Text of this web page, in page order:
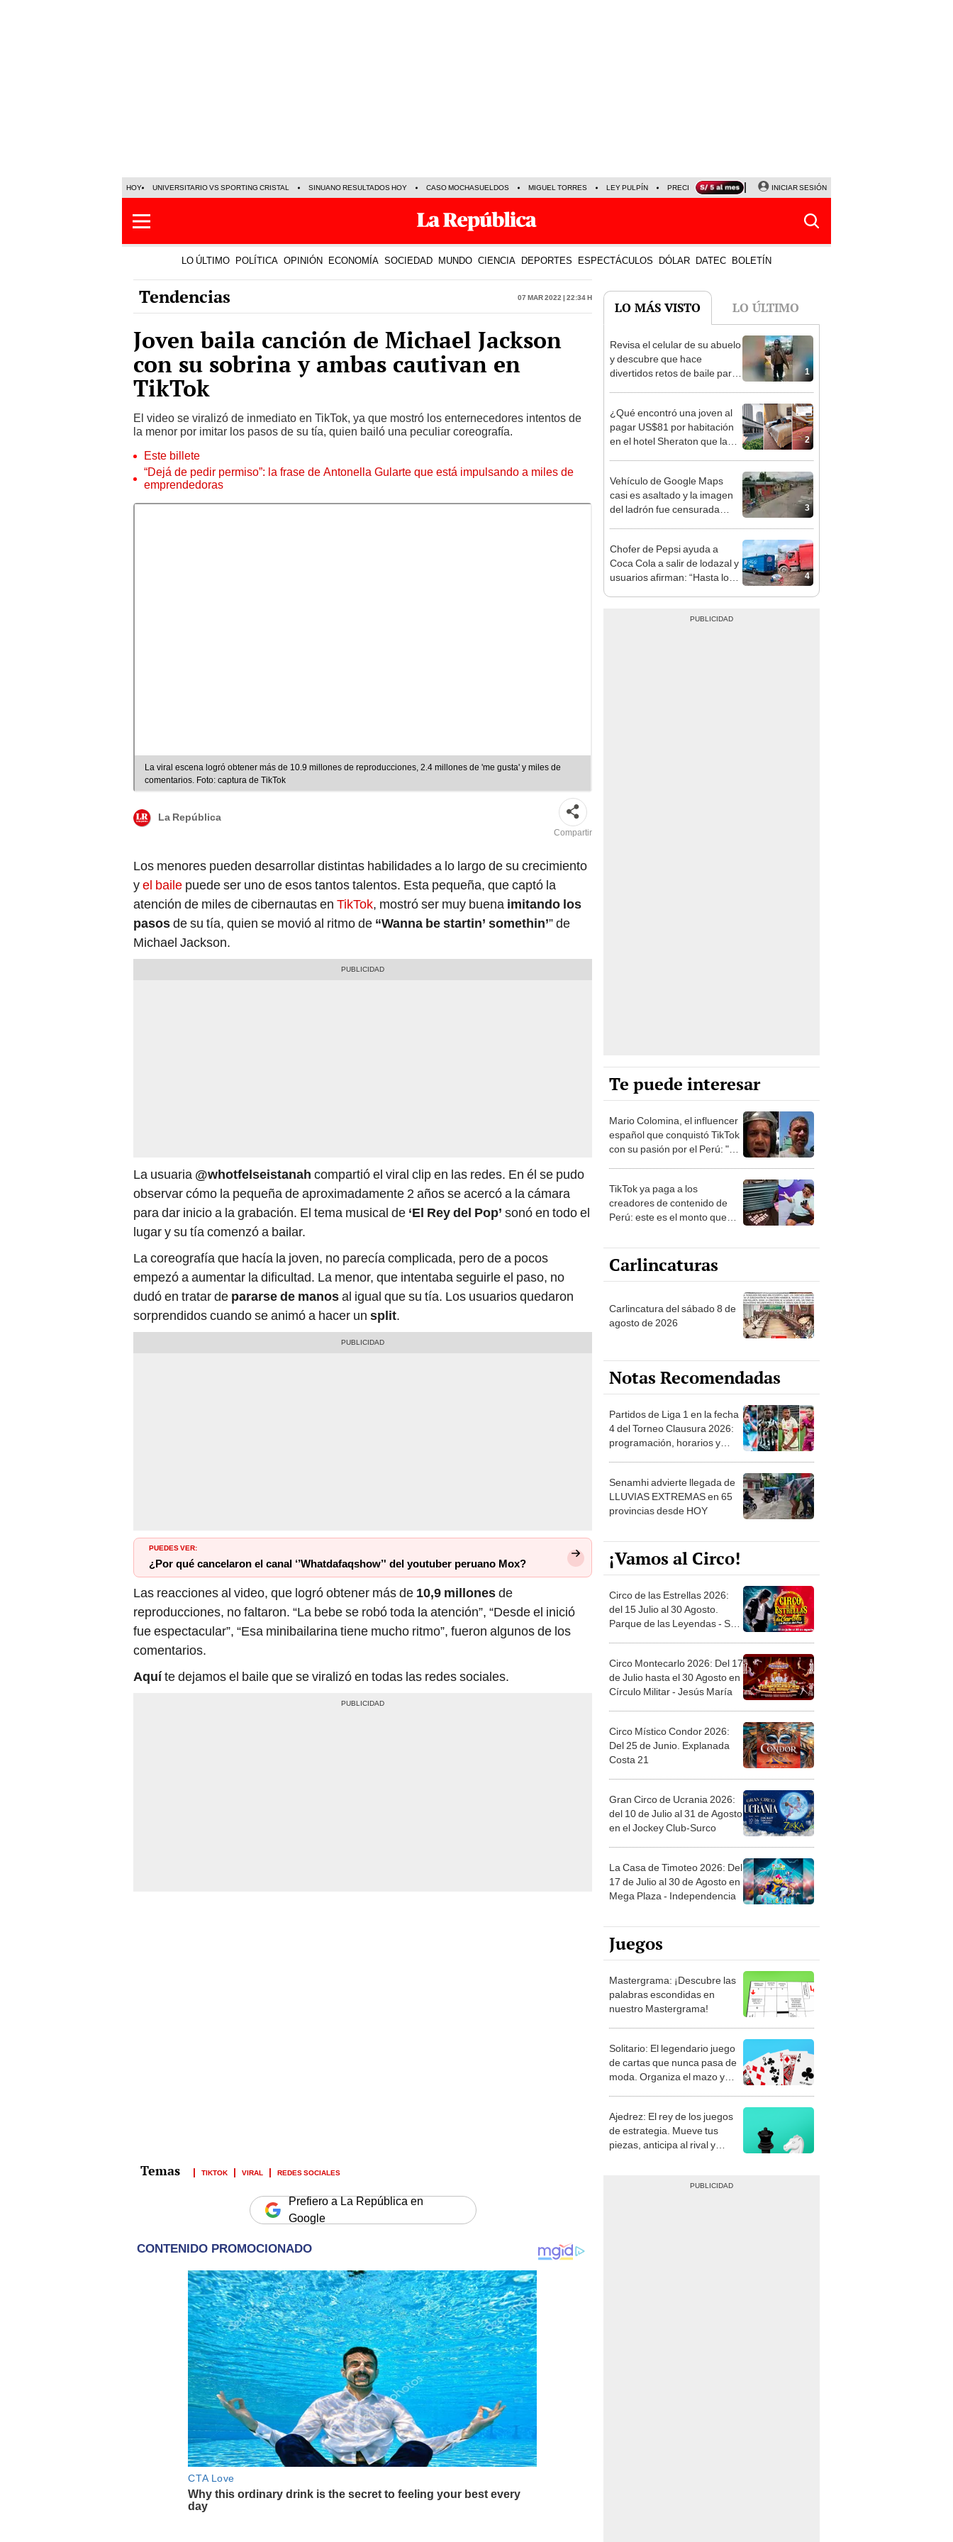
HOY UNIVERSITARIO VS SPORTING CRISTAL SINUANO RESULTADOS HOY CASO MOCHASUELDOS MIGUEL TORRES LEY PULPÍN PRECIO DEL DÓLAR CORTE DE LUZ VIERNES 7 DE AGOSTO
INICIAR SESIÓN
LO ÚLTIMO POLÍTICA OPINIÓN ECONOMÍA SOCIEDAD MUNDO CIENCIA DEPORTES ESPECTÁCULOS DÓLAR DATEC BOLETÍN
Tendencias 07 Mar 2022 | 22:34 h
Joven baila canción de Michael Jackson
con su sobrina y ambas cautivan en
TikTok
El video se viralizó de inmediato en TikTok, ya que mostró los enternecedores intentos de
la menor por imitar los pasos de su tía, quien bailó una peculiar coreografía.
Este billete
“Dejá de pedir permiso”: la frase de Antonella Gularte que está impulsando a miles de
emprendedoras
La viral escena logró obtener más de 10.9 millones de reproducciones, 2.4 millones de 'me gusta' y miles de
comentarios. Foto: captura de TikTok
La República
Compartir
Los menores pueden desarrollar distintas habilidades a lo largo de su crecimiento
yel baile puede ser uno de esos tantos talentos. Esta pequeña, que captó la
atención de miles de cibernautas en TikTok, mostró ser muy buena imitando los
pasosde su tía, quien se movió al ritmo de “Wanna be startin’ somethin’” de
Michael Jackson.
La usuaria @whotfelseistanah compartió el viral clip en las redes. En él se pudo
observar cómo la pequeña de aproximadamente 2 años se acercó a la cámara
para dar inicio a la grabación. El tema musical de ‘El Rey del Pop’ sonó en todo el
lugar y su tía comenzó a bailar.
La coreografía que hacía la joven, no parecía complicada, pero de a pocos
empezó a aumentar la dificultad. La menor, que intentaba seguirle el paso, no
dudó en tratar de pararse de manosal igual que su tía. Los usuarios quedaron
sorprendidos cuando se animó a hacer un split.
PUEDES VER:
¿Por qué cancelaron el canal ‘’Whatdafaqshow’' del youtuber peruano Mox?
Las reacciones al video, que logró obtener más de 10,9 millonesde
reproducciones, no faltaron. “La bebe se robó toda la atención”, “Desde el inició
fue espectacular”, “Esa minibailarina tiene mucho ritmo”, fueron algunos de los
comentarios.
Aquíte dejamos el baile que se viralizó en todas las redes sociales.
TIKTOK VIRAL REDES SOCIALES
Prefiero a La República en
Google
LO MÁS VISTO LO ÚLTIMO
1
Revisa el celular de su abuelo
y descubre que hace
divertidos retos de baile para
2
¿Qué encontró una joven al
pagar US$81 por habitación
en el hotel Sheraton que la
3
Vehículo de Google Maps
casi es asaltado y la imagen
del ladrón fue censurada
4
Chofer de Pepsi ayuda a
Coca Cola a salir de lodazal y
usuarios afirman: “Hasta los
Te puede interesar
Mario Colomina, el influencer
español que conquistó TikTok
con su pasión por el Perú: "Mi
TikTok ya paga a los
creadores de contenido de
Perú: este es el monto que
1.000 vistas
Carlincaturas
Carlincatura del sábado 8 de
agosto de 2026
Notas Recomendadas
Partidos de Liga 1 en la fecha
4 del Torneo Clausura 2026:
programación, horarios y
Senamhi advierte llegada de
LLUVIAS EXTREMAS en 65
provincias desde HOY
¡Vamos al Circo!
Circo de las Estrellas 2026:
del 15 Julio al 30 Agosto.
Parque de las Leyendas - San
Circo Montecarlo 2026: Del 17
de Julio hasta el 30 Agosto en
Círculo Militar - Jesús María
Circo Místico Condor 2026:
Del 25 de Junio. Explanada
Costa 21
Gran Circo de Ucrania 2026:
del 10 de Julio al 31 de Agosto
en el Jockey Club-Surco
La Casa de Timoteo 2026: Del
17 de Julio al 30 de Agosto en
Mega Plaza - Independencia
Juegos
Mastergrama: ¡Descubre las
palabras escondidas en
nuestro Mastergrama!
Solitario: El legendario juego
de cartas que nunca pasa de
moda. Organiza el mazo y
Ajedrez: El rey de los juegos
de estrategia. Mueve tus
piezas, anticipa al rival y